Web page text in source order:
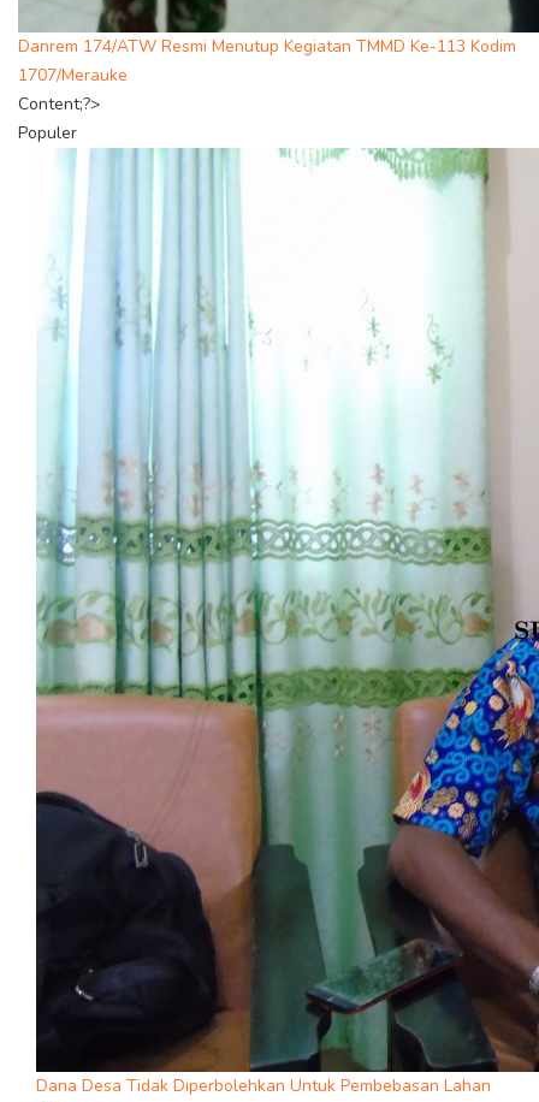
Danrem 174/ATW Resmi Menutup Kegiatan TMMD Ke-113 Kodim
1707/Merauke
Content;?>
Populer
Dana Desa Tidak Diperbolehkan Untuk Pembebasan Lahan